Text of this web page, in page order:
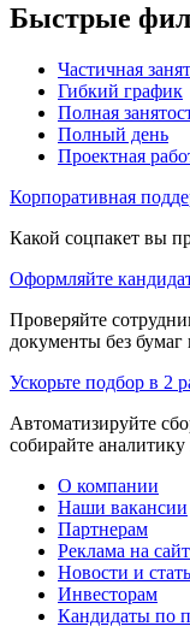
Быстрые
Частичная
Гибкий график
Полная
Полный день
Проектная
Корпоративная
Какой соцпакет вы
Оформляйте
Проверяйте
документы без
Ускорьте подбор в 2
Автоматизируйте
собирайте
О компании
Наши вакансии
Партнерам
Реклама на
Новости и
Инвесторам
Кандидаты по